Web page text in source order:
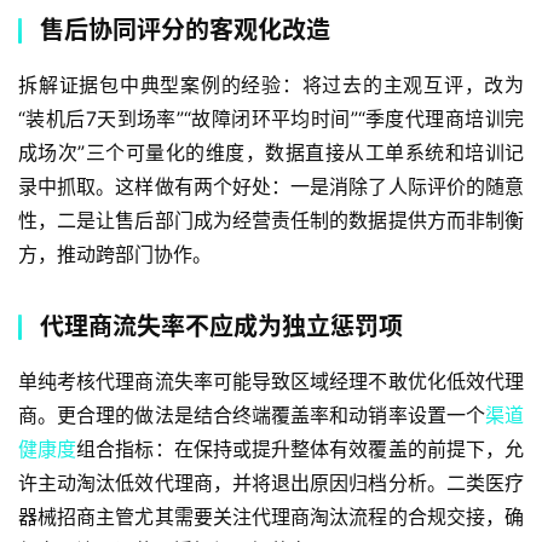
售后协同评分的客观化改造
拆解证据包中典型案例的经验：将过去的主观互评，改为
“装机后7天到场率”“故障闭环平均时间”“季度代理商培训完
成场次”三个可量化的维度，数据直接从工单系统和培训记
录中抓取。这样做有两个好处：一是消除了人际评价的随意
性，二是让售后部门成为经营责任制的数据提供方而非制衡
方，推动跨部门协作。
代理商流失率不应成为独立惩罚项
单纯考核代理商流失率可能导致区域经理不敢优化低效代理
商。更合理的做法是结合终端覆盖率和动销率设置一个渠道
健康度组合指标：在保持或提升整体有效覆盖的前提下，允
许主动淘汰低效代理商，并将退出原因归档分析。二类医疗
器械招商主管尤其需要关注代理商淘汰流程的合规交接，确